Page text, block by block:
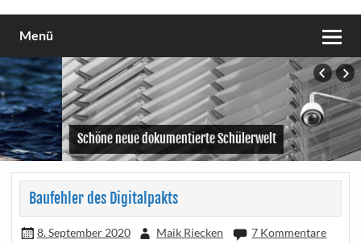
Menü
Schöne neue dokumentierte Schülerwelt
Baufehler des Digitalpakts
8. September 2020 Maik Riecken 7 Kommentare